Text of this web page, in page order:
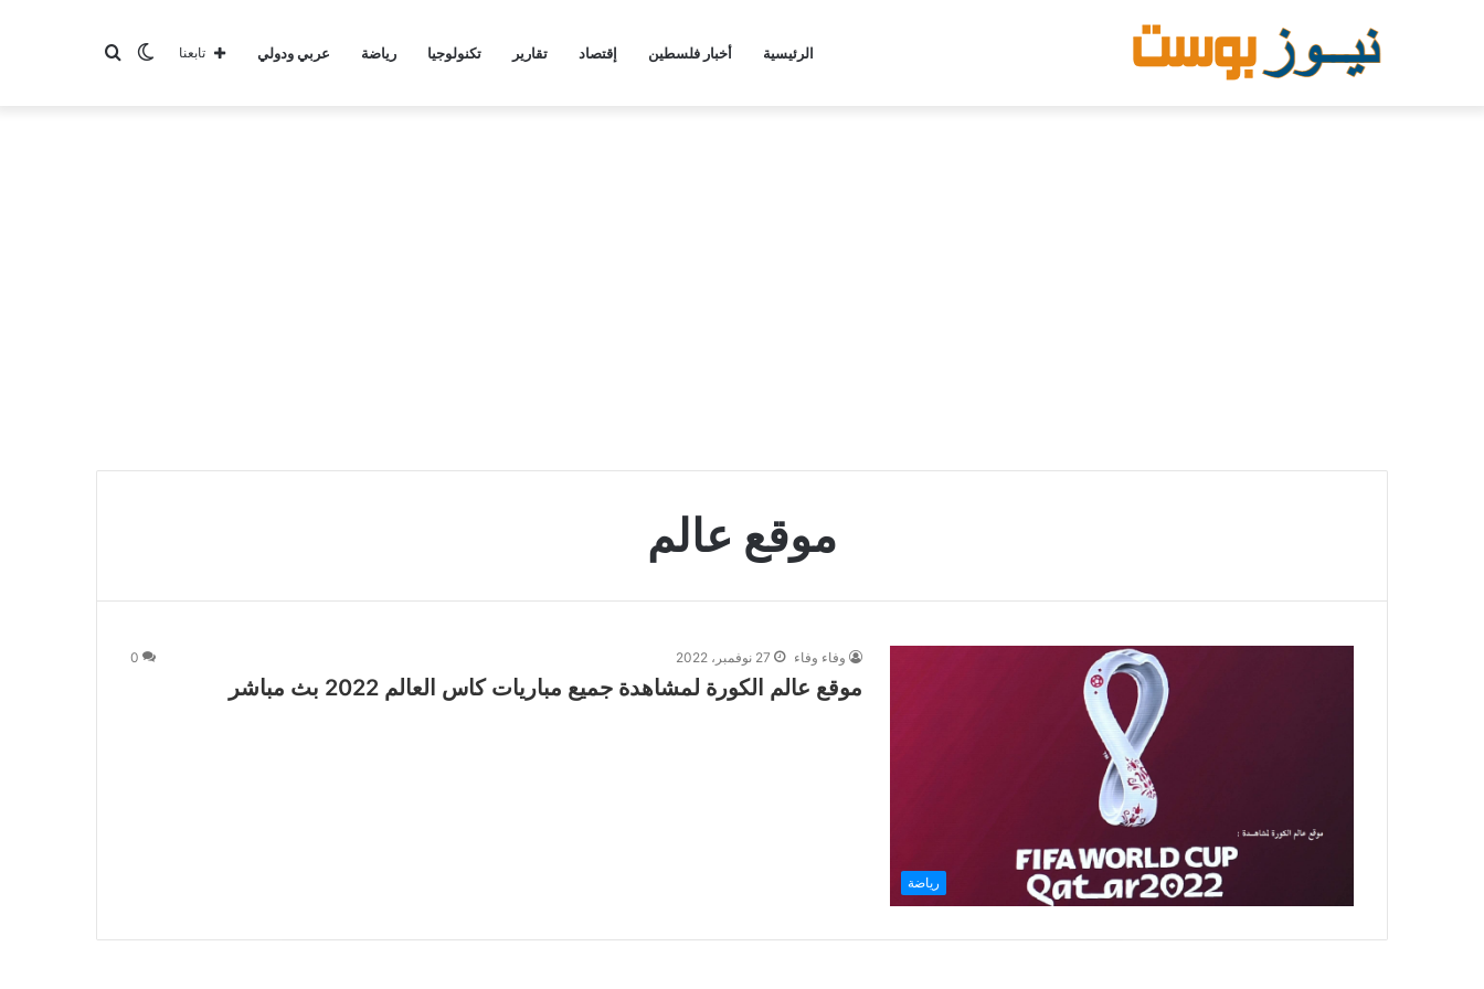
الرئيسية أخبار فلسطين إقتصاد تقارير تكنولوجيا رياضة عربي ودولي بحثالوضع تابعنا
موقع عالم
رياضة
وفاء وفاء 27 نوفمبر، 2022 0
موقع عالم الكورة لمشاهدة جميع مباريات كاس العالم 2022 بث مباشر